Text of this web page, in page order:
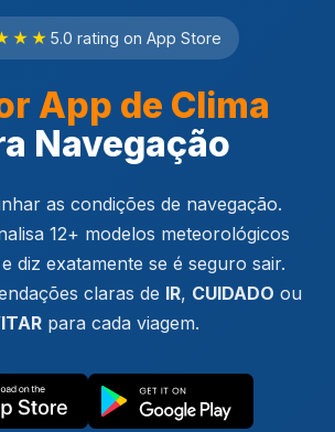
5.0 rating on App Store
App de Clima
Navegação
as condições de navegação.
12+ modelos meteorológicos
diz exatamente se é seguro sair.
claras de IR, CUIDADO ou
para cada viagem.